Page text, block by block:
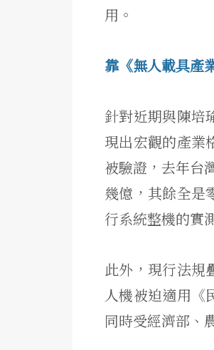
用。
靠《無人載具產
針對近期與陳培
現出宏觀的產業
被驗證，去年台
幾億，其餘全是
行系統整機的實
此外，現行法規
人機被迫適用《
同時受經濟部、